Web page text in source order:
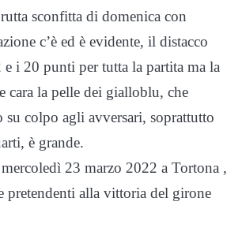
sconfitta di domenica con
c’è ed è evidente, il distacco
i 20 punti per tutta la partita ma la
cara la pelle dei gialloblu, che
su colpo agli avversari, soprattutto
è grande.
23 marzo 2022 a Tortona ,
pretendenti alla vittoria del girone